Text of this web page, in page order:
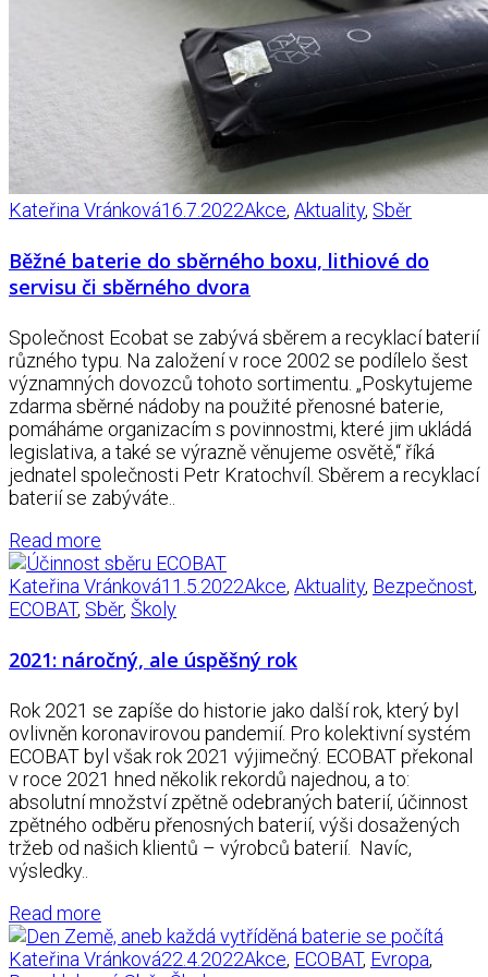
Kateřina Vránková16.7.2022Akce, Aktuality, Sběr
Běžné baterie do sběrného boxu, lithiové do
servisu či sběrného dvora
Společnost Ecobat se zabývá sběrem a recyklací baterií
různého typu. Na založení v roce 2002 se podílelo šest
významných dovozců tohoto sortimentu. „Poskytujeme
zdarma sběrné nádoby na použité přenosné baterie,
pomáháme organizacím s povinnostmi, které jim ukládá
legislativa, a také se výrazně věnujeme osvětě,“ říká
jednatel společnosti Petr Kratochvíl. Sběrem a recyklací
baterií se zabýváte..
Read more
Kateřina Vránková11.5.2022Akce, Aktuality, Bezpečnost,
ECOBAT, Sběr, Školy
2021: náročný, ale úspěšný rok
Rok 2021 se zapíše do historie jako další rok, který byl
ovlivněn koronavirovou pandemií. Pro kolektivní systém
ECOBAT byl však rok 2021 výjimečný. ECOBAT překonal
v roce 2021 hned několik rekordů na­jednou, a to:
absolutní množství zpětně odebraných baterií, účinnost
zpětného odběru přenosných bate­rií, výši dosažených
tržeb od našich klientů – výrobců baterií. Navíc,
výsledky..
Read more
Kateřina Vránková22.4.2022Akce, ECOBAT, Evropa,